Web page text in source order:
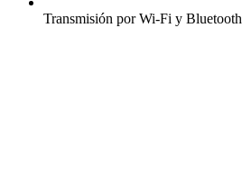
Transmisión por Wi-Fi y Bluetooth